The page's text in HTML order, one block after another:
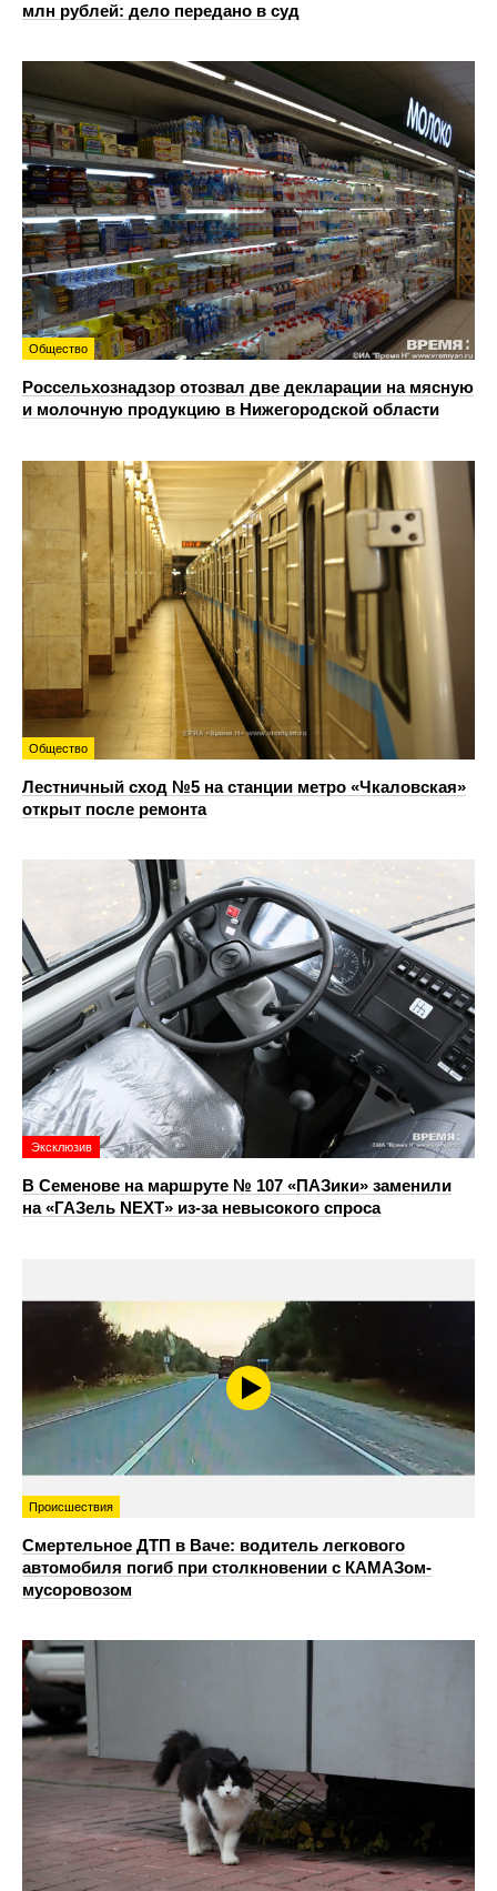
млн рублей: дело передано в суд
Общество
Россельхознадзор отозвал две декларации на мясную
и молочную продукцию в Нижегородской области
Общество
Лестничный сход №5 на станции метро «Чкаловская»
открыт после ремонта
Эксклюзив
В Семенове на маршруте № 107 «ПАЗики» заменили
на «ГАЗель NEXT» из‑за невысокого спроса
Происшествия
Смертельное ДТП в Ваче: водитель легкового
автомобиля погиб при столкновении с КАМАЗом-
мусоровозом